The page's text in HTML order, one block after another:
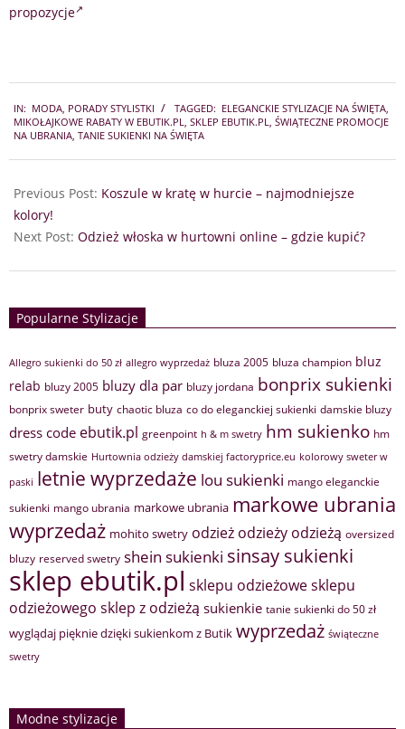
propozycje
12-
07
IN: MODA PORADY STYLISTKI TAGGED: ELEGANCKIE STYLIZACJE NA ŚWIĘTA
MIKOŁAJKOWE RABATY W EBUTIK.PL
SKLEP EBUTIK.PL
ŚWIĄTECZNE PROMOCJE
NA UBRANIA TANIE SUKIENKI NA ŚWIĘTA
Previous Post: Koszule w kratę w hurcie – najmodniejsze
kolory!
Next Post: Odzież włoska w hurtowni online – gdzie kupić?
Popularne Stylizacje
Allegro sukienki do 50 zł allegro wyprzedaż bluza 2005 bluza champion bluz
relab bluzy 2005 bluzy dla par bluzy jordana bonprix sukienki
bonprix sweter buty chaotic bluza co do eleganckiej sukienki damskie bluzy
dress code ebutik.pl greenpoint h & m swetry hm sukienko hm
swetry damskie Hurtownia odzieży damskiej factoryprice.eu kolorowy sweter w
paski letnie wyprzedaże lou sukienki mango eleganckie
sukienki mango ubrania markowe ubrania markowe ubrania
wyprzedaż mohito swetry odzież odzieży odzieżą oversized
bluzy reserved swetry shein sukienki sinsay sukienki
sklep ebutik.pl sklepu odzieżowesklepu
odzieżowego sklep z odzieżą sukienkie tanie sukienki do 50 zł
wyglądaj pięknie dzięki sukienkom z Butik wyprzedaż świąteczne
swetry
Modne stylizacje